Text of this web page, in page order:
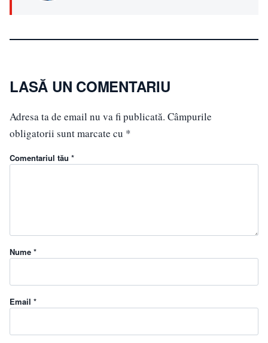
LASĂ UN COMENTARIU
Adresa ta de email nu va fi publicată. Câmpurile
obligatorii sunt marcate cu *
Comentariul tău *
Nume *
Email *